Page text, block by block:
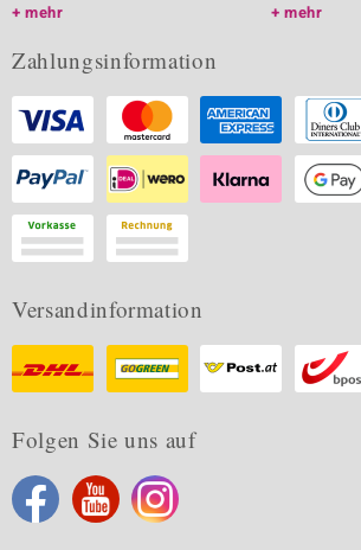
mehr
mehr
Zahlungsinformation
Versandinformation
Folgen Sie uns auf